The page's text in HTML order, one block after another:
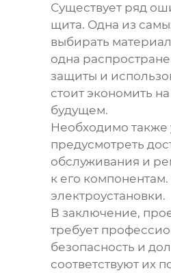
Существует ряд
щита. Одна из
выбирать
одна
защиты и
стоит экономить
будущем.
Необходимо
предусмотреть
обслуживания и
к его
электроустановки.
В заключение,
требует
безопасность и
соответствуют их